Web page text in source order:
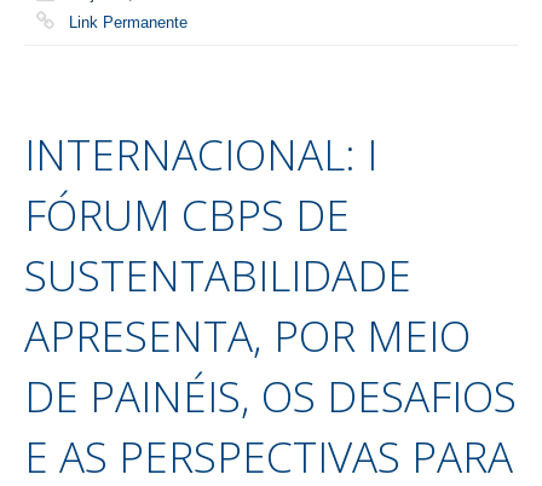
Link Permanente
INTERNACIONAL: I
FÓRUM CBPS DE
SUSTENTABILIDADE
APRESENTA, POR MEIO
DE PAINÉIS, OS DESAFIOS
E AS PERSPECTIVAS PARA